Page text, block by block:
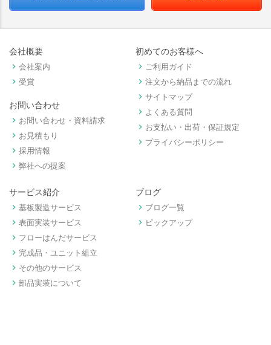
会社概要
keyboard_arrow_right 会社案内
keyboard_arrow_right 受賞
お問い合わせ
keyboard_arrow_right お問い合わせ・資料請求
keyboard_arrow_right お見積もり
keyboard_arrow_right 採用情報
keyboard_arrow_right 弊社への提案
初めてのお客様へ
keyboard_arrow_right ご利用ガイド
keyboard_arrow_right 注文から納品までの流れ
keyboard_arrow_right サイトマップ
keyboard_arrow_right よくある質問
keyboard_arrow_right お支払い・出荷・保証規定
keyboard_arrow_right プライバシーポリシー
サービス紹介
keyboard_arrow_right 基板製造サービス
keyboard_arrow_right 表面実装サービス
keyboard_arrow_right フローはんだサービス
keyboard_arrow_right 完成品・ユニット組立
keyboard_arrow_right その他のサービス
keyboard_arrow_right 部品実装について
ブログ
keyboard_arrow_right ブログ一覧
keyboard_arrow_right ピックアップ